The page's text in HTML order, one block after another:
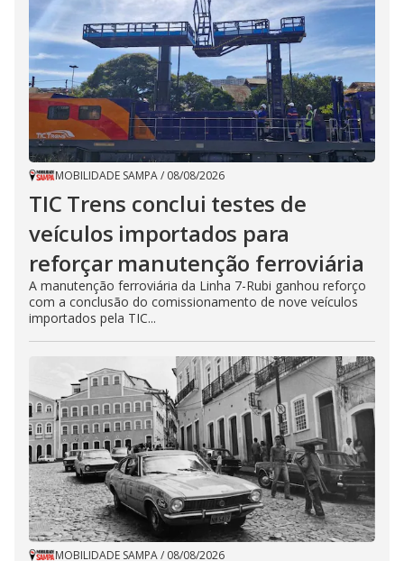
MOBILIDADE SAMPA/ 08/08/2026
TIC Trens conclui testes de
veículos importados para
reforçar manutenção ferroviária
A manutenção ferroviária da Linha 7-Rubi ganhou reforço
com a conclusão do comissionamento de nove veículos
importados pela TIC...
MOBILIDADE SAMPA/ 08/08/2026